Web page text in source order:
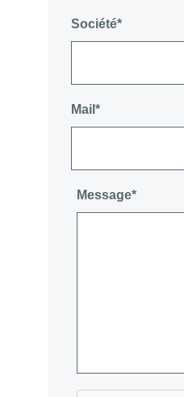
Société*
Mail*
Message*